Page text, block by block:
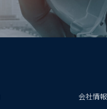
会社情報